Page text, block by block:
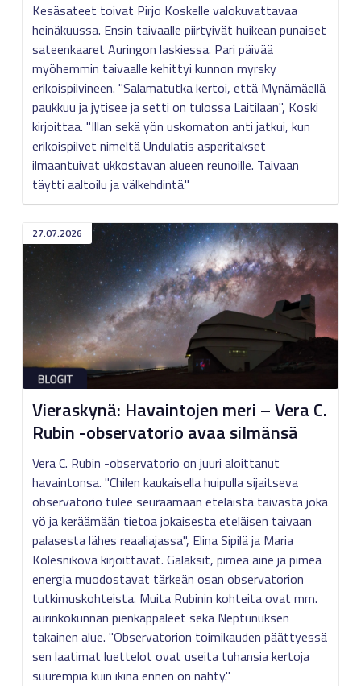
Kesäsateet toivat Pirjo Koskelle valokuvattavaa
heinäkuussa. Ensin taivaalle piirtyivät huikean punaiset
sateenkaaret Auringon laskiessa. Pari päivää
myöhemmin taivaalle kehittyi kunnon myrsky
erikoispilvineen. "Salamatutka kertoi, että Mynämäellä
paukkuu ja jytisee ja setti on tulossa Laitilaan", Koski
kirjoittaa. "Illan sekä yön uskomaton anti jatkui, kun
erikoispilvet nimeltä Undulatis asperitakset
ilmaantuivat ukkostavan alueen reunoille. Taivaan
täytti aaltoilu ja välkehdintä."
27.07.2026
Vieraskynä: Havaintojen meri – Vera C.
Rubin -observatorio avaa silmänsä
Vera C. Rubin -observatorio on juuri aloittanut
havaintonsa. "Chilen kaukaisella huipulla sijaitseva
observatorio tulee seuraamaan eteläistä taivasta joka
yö ja keräämään tietoa jokaisesta eteläisen taivaan
palasesta lähes reaaliajassa", Elina Sipilä ja Maria
Kolesnikova kirjoittavat. Galaksit, pimeä aine ja pimeä
energia muodostavat tärkeän osan observatorion
tutkimuskohteista. Muita Rubinin kohteita ovat mm.
aurinkokunnan pienkappaleet sekä Neptunuksen
takainen alue. "Observatorion toimikauden päättyessä
sen laatimat luettelot ovat useita tuhansia kertoja
suurempia kuin ikinä ennen on nähty."